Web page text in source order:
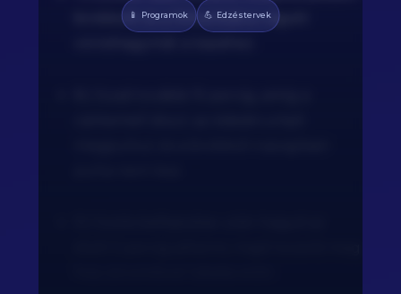
brokkolit és a félkarikákra vágott
📱 Programok 💪 Edzéstervek